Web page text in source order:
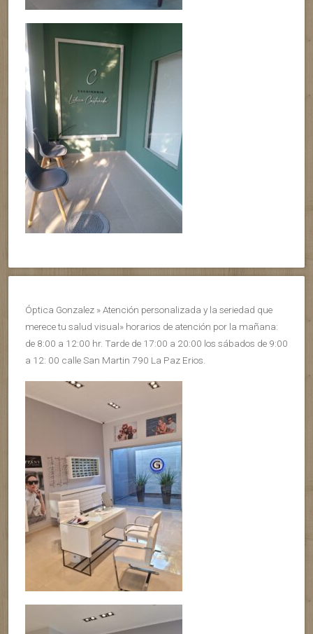
Óptica Gonzalez » Atención personalizada y la seriedad que
merece tu salud visual» horarios de atención por la mañana:
de 8:00 a 12:00 hr. Tarde de 17:00 a 20:00 los sábados de 9:00
a 12: 00 calle San Martin 790 La Paz Erios.